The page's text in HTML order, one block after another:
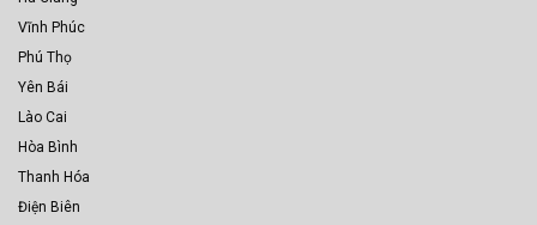
Vĩnh Phúc
Phú Thọ
Yên Bái
Lào Cai
Hòa Bình
Thanh Hóa
Điện Biên